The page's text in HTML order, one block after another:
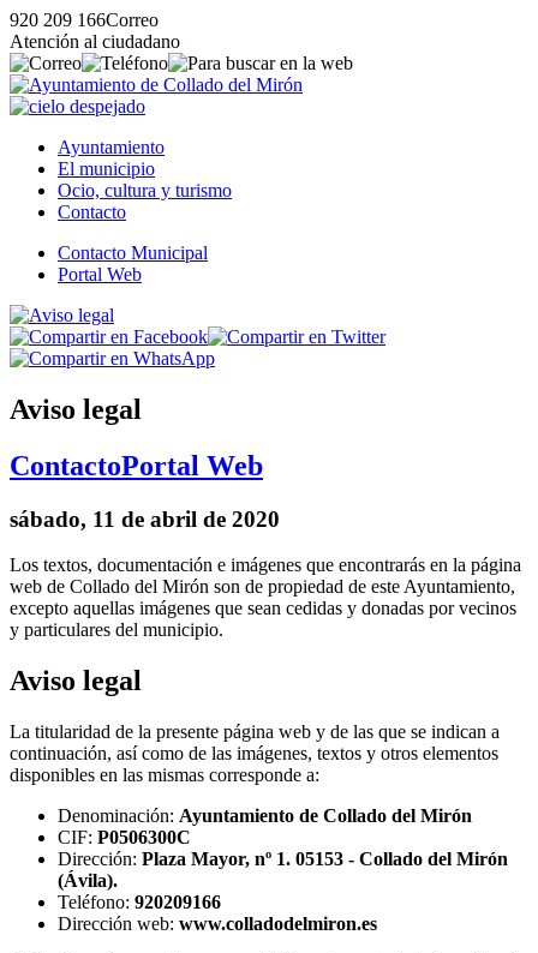
920 209 166Correo
Atención al ciudadano
Ayuntamiento
El municipio
Ocio, cultura y turismo
Contacto
Contacto Municipal
Portal Web
Aviso legal
ContactoPortal Web
sábado, 11 de abril de 2020
Los textos, documentación e imágenes que encontrarás en la página
web de Collado del Mirón son de propiedad de este Ayuntamiento,
excepto aquellas imágenes que sean cedidas y donadas por vecinos
y particulares del municipio.
Aviso legal
La titularidad de la presente página web y de las que se indican a
continuación, así como de las imágenes, textos y otros elementos
disponibles en las mismas corresponde a:
Denominación: Ayuntamiento de Collado del Mirón
CIF: P0506300C
Dirección: Plaza Mayor, nº 1. 05153 - Collado del Mirón
(Ávila).
Teléfono: 920209166
Dirección web: www.colladodelmiron.es